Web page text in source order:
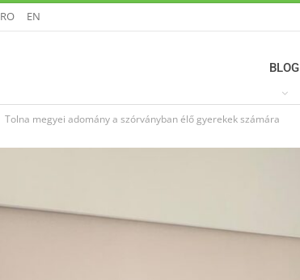
RO EN
BLOG
Tolna megyei adomány a szórványban élő gyerekek számára